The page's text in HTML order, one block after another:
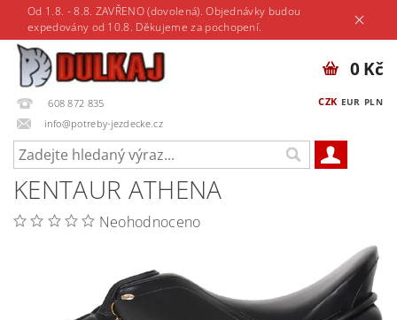
Od 1.8. - 8.8. ZAVŘENO (dovolená). Objednávky budou
expedovány od 10.8. Děkujeme za pochopení.
608 872 835
info@potreby-jezdecke.cz
CZK EUR PLN
0 Kč
KENTAUR ATHENA
Neohodnoceno